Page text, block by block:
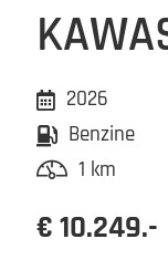
2026
Benzine
1 km
€ 10.249.-